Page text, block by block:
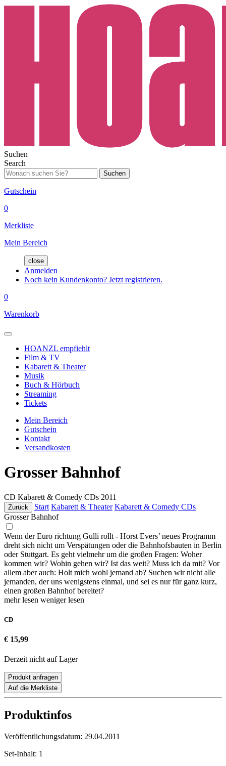
Suchen
Search
Suchen
Gutschein
0
Merkliste
Mein Bereich
close
Anmelden
Noch kein Kundenkonto? Jetzt registrieren.
0
Warenkorb
HOANZL empfiehlt
Film & TV
Kabarett & Theater
Musik
Buch & Hörbuch
Streaming
Tickets
Mein Bereich
Gutschein
Kontakt
Versandkosten
Grosser Bahnhof
CD Kabarett & Comedy CDs 2011
Zurück Start Kabarett & Theater Kabarett & Comedy CDs
Grosser Bahnhof
Wenn der Euro richtung Gulli rollt - Horst Evers’ neues Programm
dreht sich nicht um Verspätungen oder die Bahnhofsbauten in Berlin
oder Stuttgart. Es geht vielmehr um die großen Fragen: Woher
kommen wir? Wohin gehen wir? Ist das weit? Muss ich da mit? Vor
allem aber auch: Holt mich wohl jemand ab? Suchen wir nicht alle
jemanden, der uns wenigstens einmal, und sei es nur für ganz kurz,
einen großen Bahnhof bereitet?
mehr lesen weniger lesen
CD
€ 15,99
Derzeit nicht auf Lager
Produkt anfragen
Auf die Merkliste
Produktinfos
Veröffentlichungsdatum: 29.04.2011
Set-Inhalt: 1